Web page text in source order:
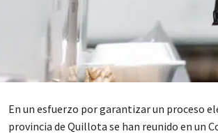
En un esfuerzo por garantizar un proceso
provincia de Quillota se han reunido en un